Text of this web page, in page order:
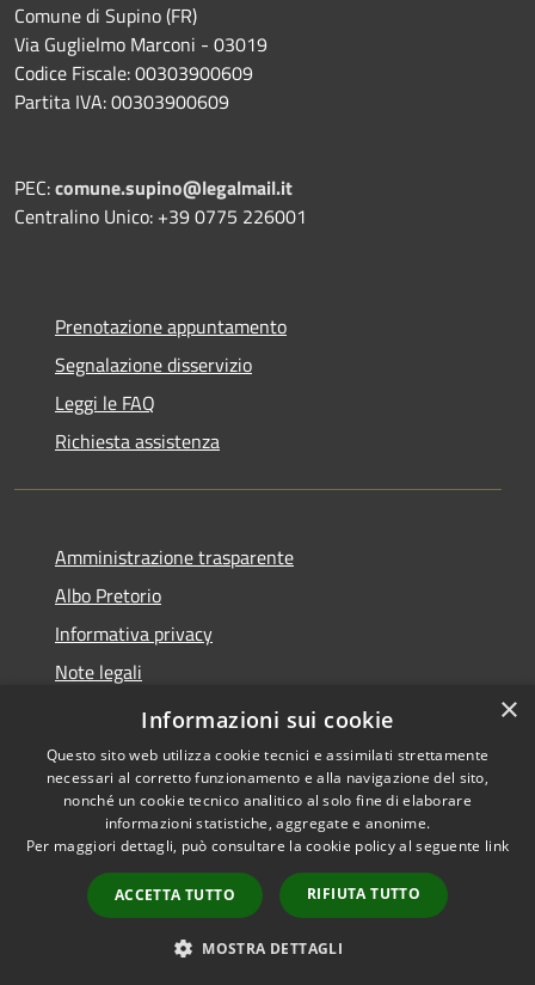
Comune di Supino (FR)
Via Guglielmo Marconi - 03019
Codice Fiscale: 00303900609
Partita IVA: 00303900609
PEC:comune.supino@legalmail.it
Centralino Unico: +39 0775 226001
Prenotazione appuntamento
Segnalazione disservizio
Leggi le FAQ
Richiesta assistenza
Amministrazione trasparente
Albo Pretorio
Informativa privacy
Note legali
Dichiarazione di accessibilità
Accessibilità
Copyright © 2026 • Comune di
Supino • Powered by
Municipium•
Accesso
redazione
×
Informazioni sui cookie
Questo sito web utilizza cookie tecnici e assimilati strettamente
necessari al corretto funzionamento e alla navigazione del sito,
nonché un cookie tecnico analitico al solo fine di elaborare
informazioni statistiche, aggregate e anonime.
Per maggiori dettagli, può consultare la cookie policy al seguente link
ACCETTA TUTTO RIFIUTA TUTTO
MOSTRA DETTAGLI